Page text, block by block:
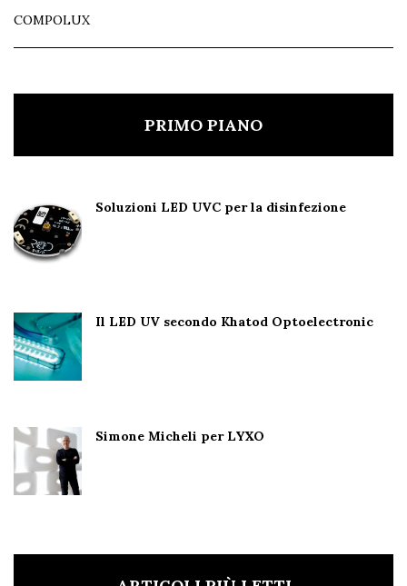
COMPOLUX
PRIMO PIANO
Soluzioni LED UVC per la disinfezione
Il LED UV secondo Khatod Optoelectronic
Simone Micheli per LYXO